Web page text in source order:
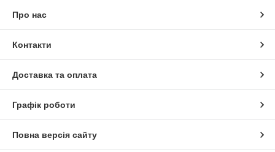
Про нас
Контакти
Доставка та оплата
Графік роботи
Повна версія сайту